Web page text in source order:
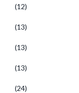
(12)
(13)
(13)
(13)
(24)